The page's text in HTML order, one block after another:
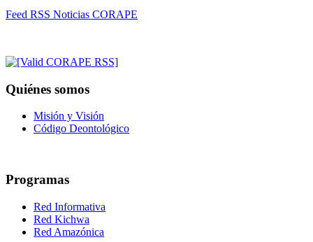
Feed RSS Noticias CORAPE
Quiénes somos
Misión y Visión
Código Deontológico
Programas
Red Informativa
Red Kichwa
Red Amazónica